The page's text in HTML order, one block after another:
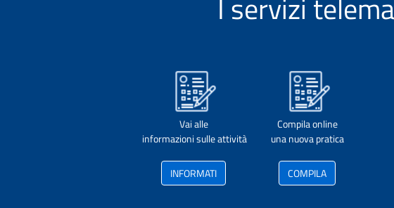
I servizi
Vai alle
informazioni sulle attività
INFORMATI
Compila online
una nuova pratica
COMPILA